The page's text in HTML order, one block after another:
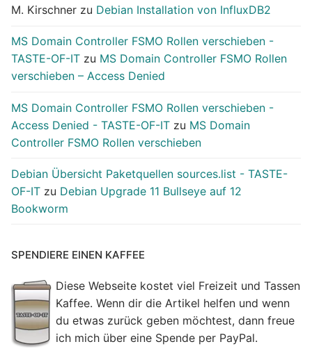
M. Kirschner zu Debian Installation von InfluxDB2
MS Domain Controller FSMO Rollen verschieben -
TASTE-OF-IT zu MS Domain Controller FSMO Rollen
verschieben – Access Denied
MS Domain Controller FSMO Rollen verschieben -
Access Denied - TASTE-OF-IT zu MS Domain
Controller FSMO Rollen verschieben
Debian Übersicht Paketquellen sources.list - TASTE-
OF-IT zu Debian Upgrade 11 Bullseye auf 12
Bookworm
SPENDIERE EINEN KAFFEE
Diese Webseite kostet viel Freizeit und Tassen
Kaffee. Wenn dir die Artikel helfen und wenn
du etwas zurück geben möchtest, dann freue
ich mich über eine Spende per PayPal.